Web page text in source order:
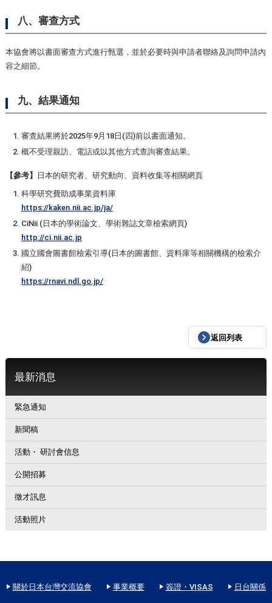
八、審查方式
本協會將以書面審查方式進行甄選，並於必要時與申請者聯絡及詢問申請內
容之細節。
九、結果通知
審查結果將於2025年9月18日(四)前以書面通知。
概不受理親訪、電話或以其他方式查詢審查結果。
【參考】
日本的研究者、研究動向、資料收集等相關網頁
科學研究費助成事業資料庫
https://kaken.nii.ac.jp/ja/
CiNii (日本的學術論文、學術雜誌文章檢索網頁)
http://ci.nii.ac.jp
國立國會圖書館檢索引導(日本的圖書館、資料庫等相關機構的檢索介
紹)
https://rnavi.ndl.go.jp/
返回列表
最新消息
緊急通知
新聞稿
活動・ 研討會信息
公開招募
徵才訊息
活動照片
關於日本台灣交流協會 事業概要 簽證・VISAS 日台關係